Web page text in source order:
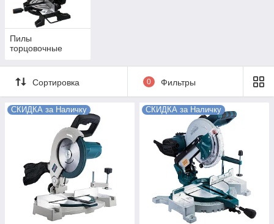
Пилы
торцовочные
Сортировка 0 Фильтры
СКИДКА за Наличку СКИДКА за Наличку